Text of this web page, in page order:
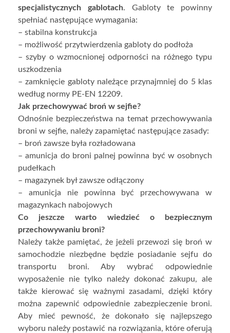
specjalistycznych gablotach. Gabloty te powinny
spełniać następujące wymagania:
– stabilna konstrukcja
– możliwość przytwierdzenia gabloty do podłoża
– szyby o wzmocnionej odporności na różnego typu
uszkodzenia
– zamknięcie gabloty należące przynajmniej do 5 klas
według normy PE-EN 12209.
Jak przechowywać broń w sejfie?
Odnośnie bezpieczeństwa na temat przechowywania
broni w sejfie, należy zapamiętać następujące zasady:
– broń zawsze była rozładowana
– amunicja do broni palnej powinna być w osobnych
pudełkach
– magazynek był zawsze odłączony
– amunicja nie powinna być przechowywana w
magazynkach nabojowych
Co jeszcze warto wiedzieć o bezpiecznym
przechowywaniu broni?
Należy także pamiętać, że jeżeli przewozi się broń w
samochodzie niezbędne będzie posiadanie sejfu do
transportu broni. Aby wybrać odpowiednie
wyposażenie nie tylko należy dokonać zakupu, ale
także kierować się ważnymi zasadami, dzięki który
można zapewnić odpowiednie zabezpieczenie broni.
Aby mieć pewność, że dokonało się najlepszego
wyboru należy postawić na rozwiązania, które oferują